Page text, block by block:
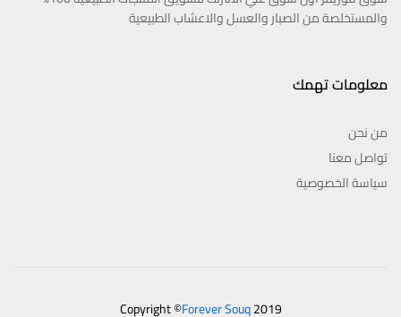
والمستخلصة من الصبار والعسل والاعشاب الطبيعية
معلومات تهمك
من نحن
تواصل معنا
سياسة الخصوصية
Copyright ©Forever Souq2019